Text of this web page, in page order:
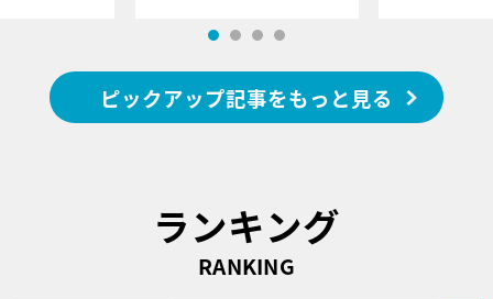
ピックアップ記事をもっと見る
ランキング
RANKING